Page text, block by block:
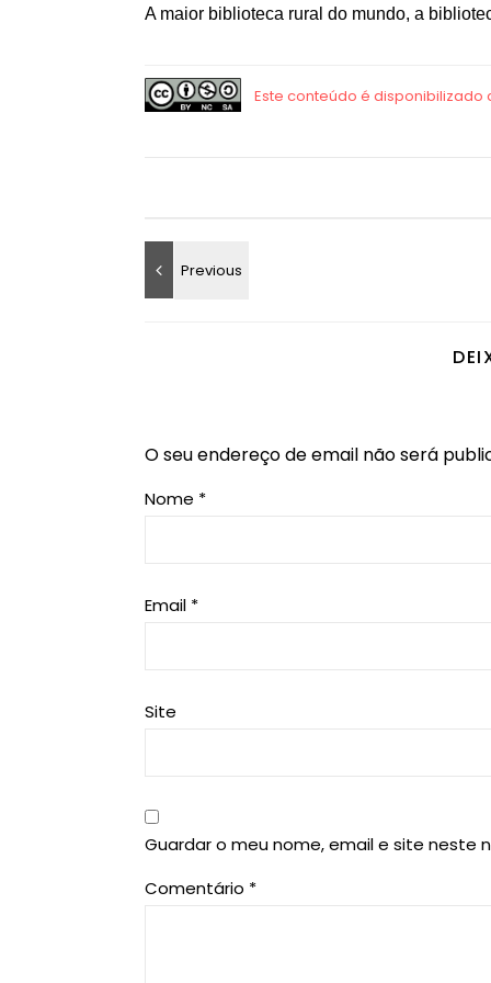
A maior biblioteca rural do mundo, a
O seu endereço de email não será
Nome *
Email *
Site
Guardar o meu nome, email e site neste
Comentário *